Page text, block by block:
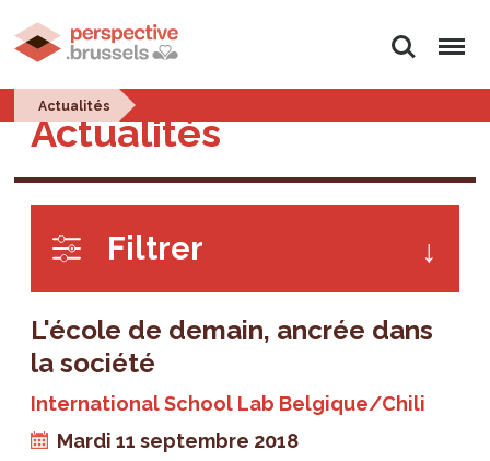
Rechercher
Menu
Actualités
Actualités
Filtrer
L'école de demain, ancrée dans
la société
International School Lab Belgique/Chili
Mardi 11 septembre 2018